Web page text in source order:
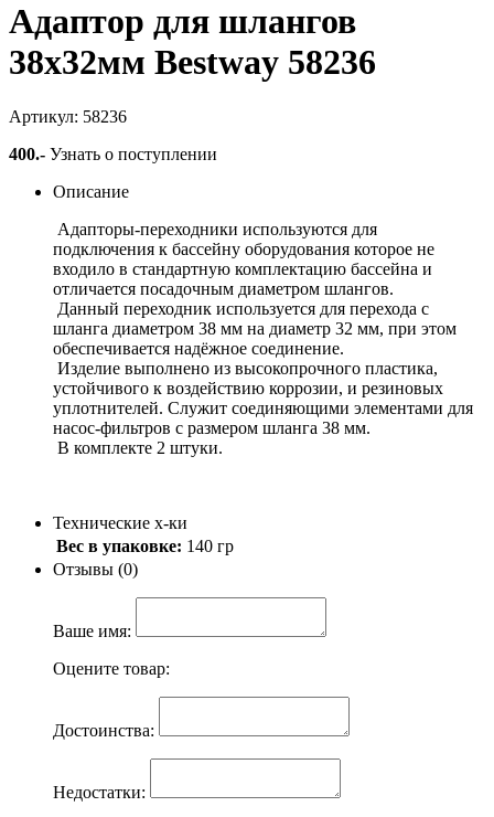
Адаптор для шлангов
38х32мм Bestway 58236
Артикул: 58236
400.- Узнать о поступлении
Описание
Адапторы-переходники используются для
подключения к бассейну оборудования которое не
входило в стандартную комплектацию бассейна и
отличается посадочным диаметром шлангов.
Данный переходник используется для перехода с
шланга диаметром 38 мм на диаметр 32 мм, при этом
обеспечивается надёжное соединение.
Изделие выполнено из высокопрочного пластика,
устойчивого к воздействию коррозии, и резиновых
уплотнителей. Служит соединяющими элементами для
насос-фильтров с размером шланга 38 мм.
В комплекте 2 штуки.
Технические х-ки
Вес в упаковке: 140 гр
Отзывы (0)
Ваше имя:
Оцените товар:
Достоинства:
Недостатки: